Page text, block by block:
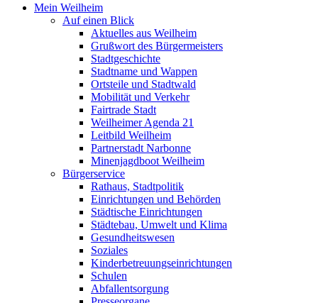
Mein Weilheim
Auf einen Blick
Aktuelles aus Weilheim
Grußwort des Bürgermeisters
Stadtgeschichte
Stadtname und Wappen
Ortsteile und Stadtwald
Mobilität und Verkehr
Fairtrade Stadt
Weilheimer Agenda 21
Leitbild Weilheim
Partnerstadt Narbonne
Minenjagdboot Weilheim
Bürgerservice
Rathaus, Stadtpolitik
Einrichtungen und Behörden
Städtische Einrichtungen
Städtebau, Umwelt und Klima
Gesundheitswesen
Soziales
Kinderbetreuungseinrichtungen
Schulen
Abfallentsorgung